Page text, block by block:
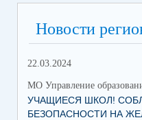
Новости
22.03.2024
МО Управление
УЧАЩИЕСЯ ШКОЛ!
БЕЗОПАСНОСТИ НА